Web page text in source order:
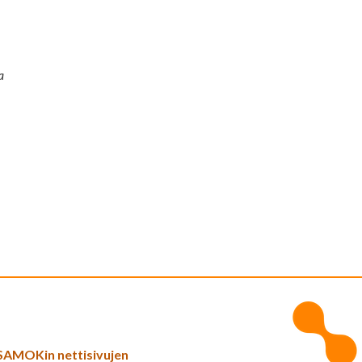
nettisivujen